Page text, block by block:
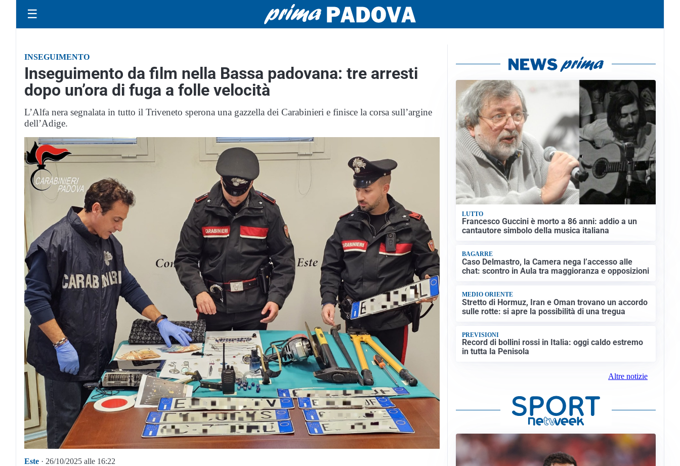
☰
INSEGUIMENTO
Inseguimento da film nella Bassa padovana: tre arresti
dopo un’ora di fuga a folle velocità
L’Alfa nera segnalata in tutto il Triveneto sperona una gazzella dei Carabinieri e finisce la corsa sull’argine
dell’Adige.
Este · 26/10/2025 alle 16:22
LUTTO
Francesco Guccini è morto a 86 anni: addio a un
cantautore simbolo della musica italiana
BAGARRE
Caso Delmastro, la Camera nega l’accesso alle
chat: scontro in Aula tra maggioranza e opposizioni
MEDIO ORIENTE
Stretto di Hormuz, Iran e Oman trovano un accordo
sulle rotte: si apre la possibilità di una tregua
PREVISIONI
Record di bollini rossi in Italia: oggi caldo estremo
in tutta la Penisola
Altre notizie